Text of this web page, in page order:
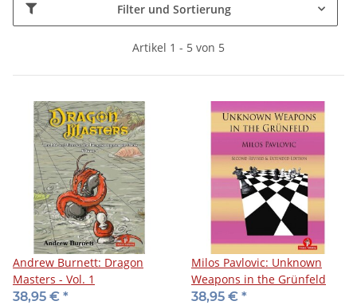
Filter und Sortierung
Artikel 1 - 5 von 5
Andrew Burnett: Dragon
Masters - Vol. 1
38,95 € *
Milos Pavlovic: Unknown
Weapons in the Grünfeld
38,95 € *